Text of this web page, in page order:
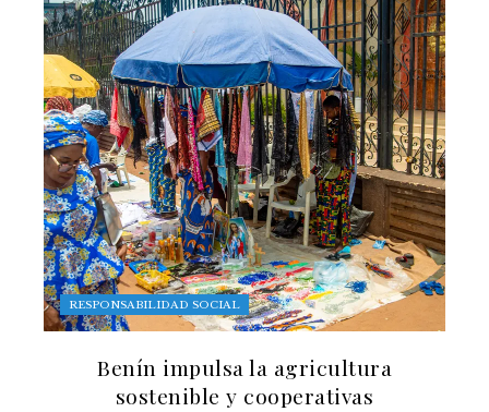
RESPONSABILIDAD SOCIAL
Benín impulsa la agricultura
sostenible y cooperativas